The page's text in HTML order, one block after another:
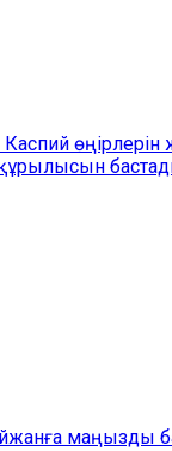
өңірлерін
маңызды